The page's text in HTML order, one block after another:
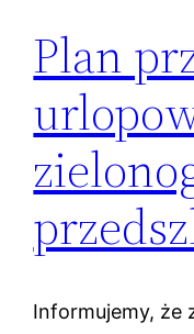
Plan
Informujemy, że